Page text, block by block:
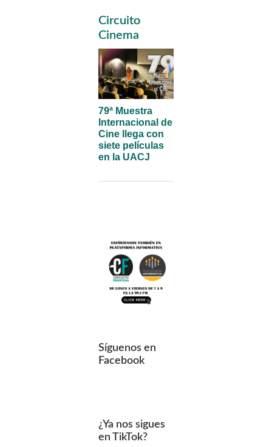
Primary
Sidebar
Circuito
Cinema
79ª Muestra
Internacional de
Cine llega con
siete películas
en la UACJ
Síguenos en
Facebook
¿Ya nos sigues
en TikTok?